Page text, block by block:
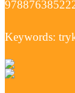
Keywords: